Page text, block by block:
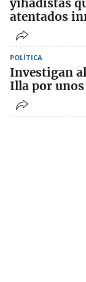
yihadistas
atentados
POLÍTICA
Investigan
Illa por